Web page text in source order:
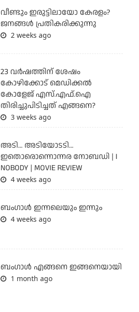
വീണ്ടും ഇരുട്ടിലായോ കേരളം?
ജനങ്ങൾ പ്രതികരിക്കുന്നു
2 weeks ago
23 വർഷത്തിന് ശേഷം
കോഴിക്കോട് മെഡിക്കൽ
കോളേജ് എസ്.എഫ്.ഐ
തിരിച്ചുപിടിച്ചത് എങ്ങനെ?
3 weeks ago
അടി... അടിയോടടി...
ഇതൊരൊന്നൊന്നര നോബഡി | I
NOBODY | MOVIE REVIEW
4 weeks ago
ബംഗാള്‍ ഇന്നലെയും ഇന്നും
4 weeks ago
ബം​ഗാൾ എങ്ങനെ ഇങ്ങനെയായി
1 month ago